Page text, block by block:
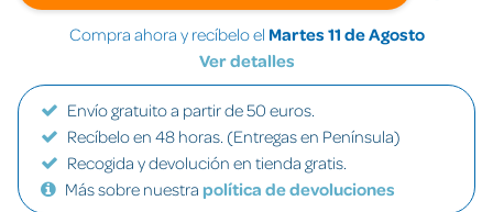
Compra ahora y recíbelo el Martes 11 de Agosto
Ver detalles
Envío gratuito a partir de 50 euros.
Recíbelo en 48 horas. (Entregas en Península)
Recogida y devolución en tienda gratis.
Más sobre nuestra política de devoluciones